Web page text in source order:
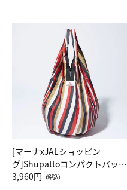
[マーナxJALショッピン
グ]Shupattoコンパクトバッグ
Drop JAL客室乗務員（LC）ス
3,960円 （税込）